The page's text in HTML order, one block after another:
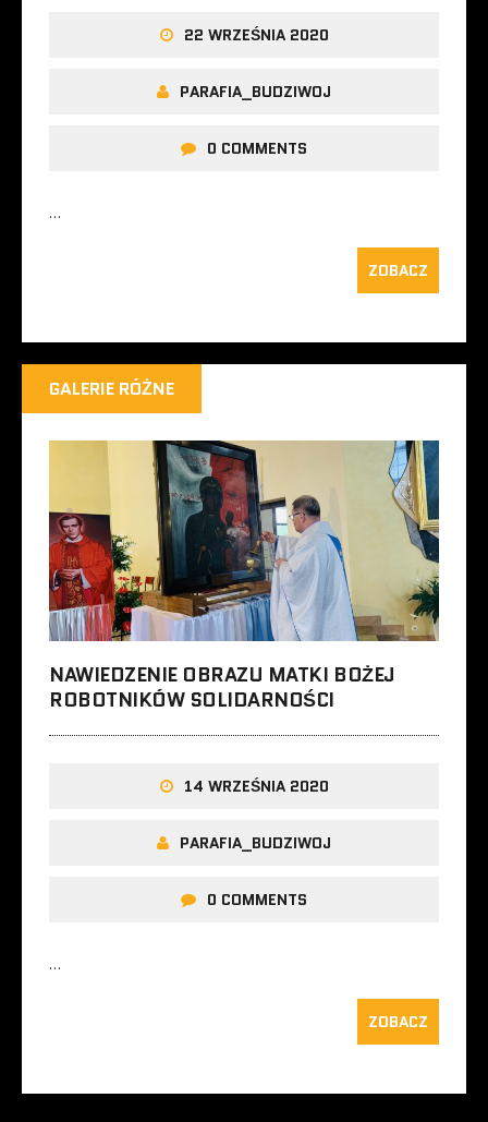
22 WRZEŚNIA 2020
PARAFIA_BUDZIWOJ
0 COMMENTS
…
ZOBACZ
GALERIE RÓŻNE
NAWIEDZENIE OBRAZU MATKI BOŻEJ
ROBOTNIKÓW SOLIDARNOŚCI
14 WRZEŚNIA 2020
PARAFIA_BUDZIWOJ
0 COMMENTS
…
ZOBACZ